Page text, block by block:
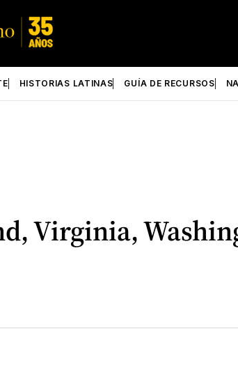
HISTORIAS LATINAS GUÍA DE RECURSOS
Virginia,